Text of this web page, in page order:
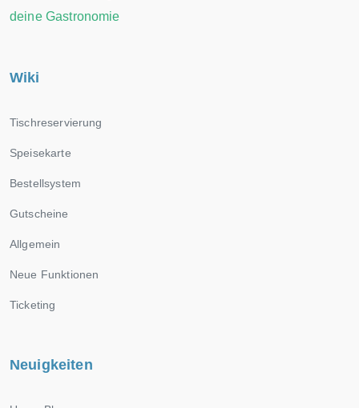
deine Gastronomie
Wiki
Tischreservierung
Speisekarte
Bestellsystem
Gutscheine
Allgemein
Neue Funktionen
Ticketing
Neuigkeiten